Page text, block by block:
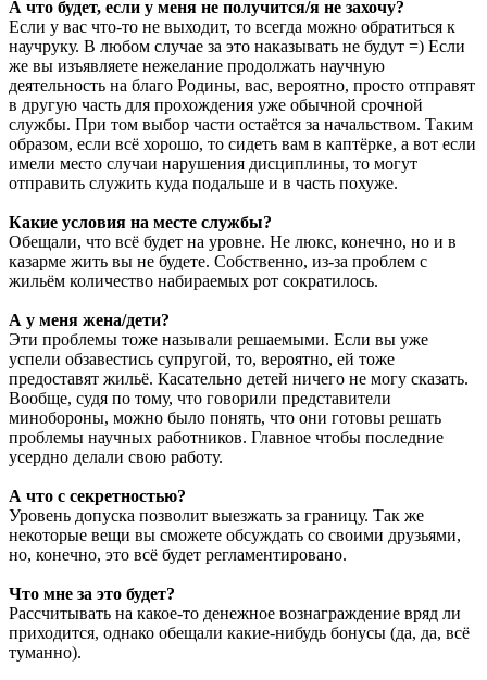
А что будет, если у меня не получится/я не захочу?
Если у вас что-то не выходит, то всегда можно обратиться к
научруку. В любом случае за это наказывать не будут =) Если
же вы изъявляете нежелание продолжать научную
деятельность на благо Родины, вас, вероятно, просто отправят
в другую часть для прохождения уже обычной срочной
службы. При том выбор части остаётся за начальством. Таким
образом, если всё хорошо, то сидеть вам в каптёрке, а вот если
имели место случаи нарушения дисциплины, то могут
отправить служить куда подальше и в часть похуже.
Какие условия на месте службы?
Обещали, что всё будет на уровне. Не люкс, конечно, но и в
казарме жить вы не будете. Собственно, из-за проблем с
жильём количество набираемых рот сократилось.
А у меня жена/дети?
Эти проблемы тоже называли решаемыми. Если вы уже
успели обзавестись супругой, то, вероятно, ей тоже
предоставят жильё. Касательно детей ничего не могу сказать.
Вообще, судя по тому, что говорили представители
минобороны, можно было понять, что они готовы решать
проблемы научных работников. Главное чтобы последние
усердно делали свою работу.
А что с секретностью?
Уровень допуска позволит выезжать за границу. Так же
некоторые вещи вы сможете обсуждать со своими друзьями,
но, конечно, это всё будет регламентировано.
Что мне за это будет?
Рассчитывать на какое-то денежное вознаграждение вряд ли
приходится, однако обещали какие-нибудь бонусы (да, да, всё
туманно).